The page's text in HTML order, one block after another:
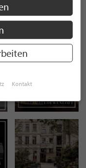
Kontakt